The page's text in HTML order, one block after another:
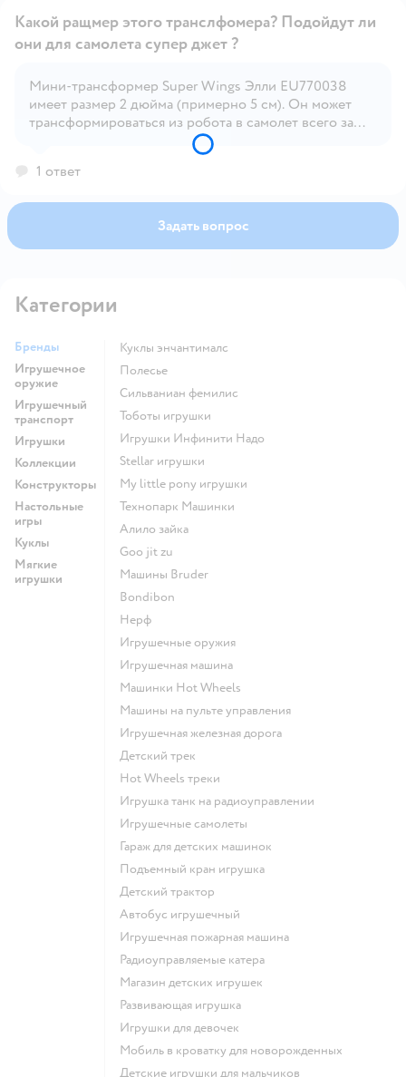
Открыть вопрос
Какой ращмер этого транслфомера? Подойдут ли
они для самолета супер джет ?
Мини-трансформер Super Wings Элли EU770038
имеет размер 2 дюйма (примерно 5 см). Он может
трансформироваться из робота в самолет всего за
самолетом Super Jet, то, к сожалению, эти две модели
не совместимы, так как они являются разными
1 ответ
Задать вопрос
Категории
Бренды
Игрушечное
оружие
Игрушечный
транспорт
Игрушки
Коллекции
Конструкторы
Настольные
игры
Куклы
Мягкие
игрушки
Куклы энчантималс
Полесье
Сильваниан фемилис
Тоботы игрушки
Игрушки Инфинити Надо
Stellar игрушки
my little pony игрушки
Технопарк Машинки
Алило зайка
Goo jit zu
Машины Bruder
Bondibon
Нерф
Игрушечные оружия
Игрушечная машина
Машинки Hot Wheels
Машины на пульте управления
Игрушечная железная дорога
Детский трек
Hot Wheels треки
Игрушка танк на радиоуправлении
Игрушечные самолеты
Гараж для детских машинок
Подъемный кран игрушка
Детский трактор
Автобус игрушечный
Игрушечная пожарная машина
Радиоуправляемые катера
Магазин детских игрушек
Развивающая игрушка
Игрушки для девочек
Мобиль в кроватку для новорожденных
Детские игрушки для мальчиков